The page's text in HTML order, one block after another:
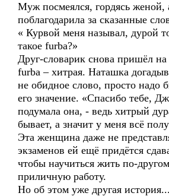
Муж посмеялся, гордясь женой,
поблагодарила за сказанные
« Курвой меня называл, дурой
такое furba?»
Друг-словарик снова пришёл
furba – хитрая. Наташка
не обидное слово, просто надо
его значение. «Спасибо тебе,
подумала она, - ведь хитрый
бывает, а значит у меня всё
Эта женщина даже не
экзаменов ей ещё придётся
чтобы научиться жить по-
приличную работу.
Но об этом уже другая история...